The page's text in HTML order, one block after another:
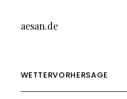
aesan.de
WETTERVORHERSAGE